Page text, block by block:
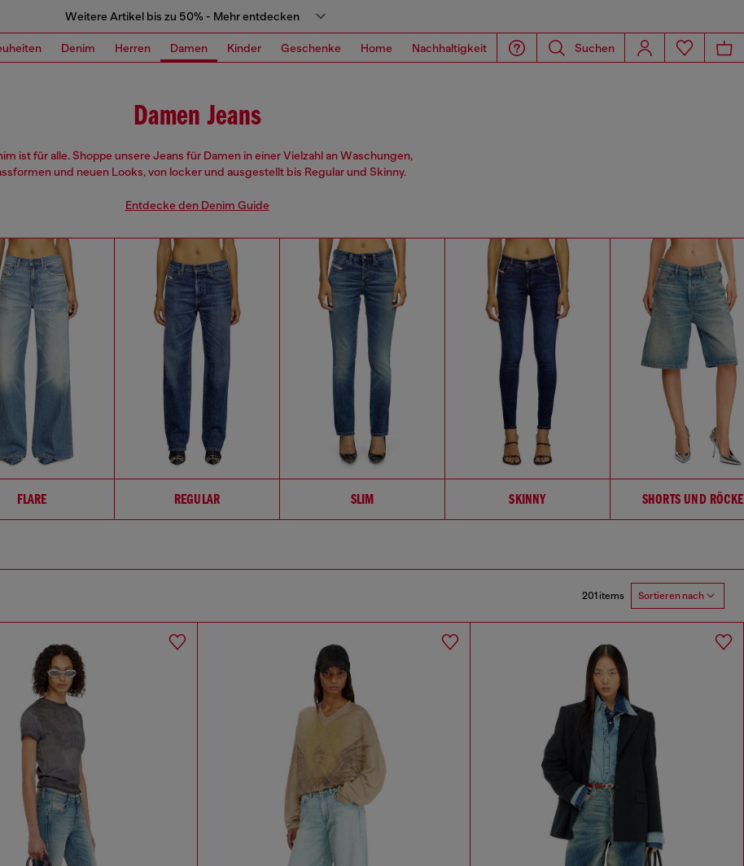
Weitere Artikel bis zu 50% - Mehr entdecken
Denim Herren Damen Kinder Geschenke Home Nachhaltigkeit Suchen
Damen Jeans
ist für alle. Shoppe unsere Jeans für Damen in einer Vielzahl an Waschungen,
und neuen Looks, von locker und ausgestellt bis Regular und Skinny.
Entdecke den Denim Guide
FLARE REGULAR SLIM SKINNY SHORTS UND RÖCKE
201 items Sortieren nach